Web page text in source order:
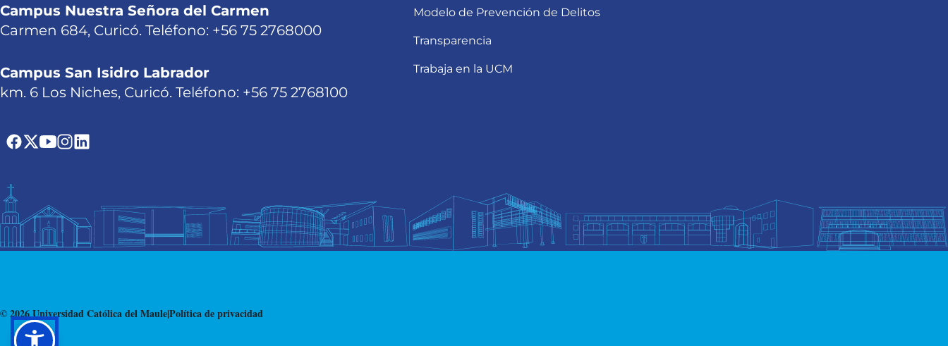
Campus Nuestra Señora del Carmen
Carmen 684, Curicó. Teléfono: +56 75 2768000
Campus San Isidro Labrador
km. 6 Los Niches, Curicó. Teléfono: +56 75 2768100
Modelo de Prevención de Delitos
Transparencia
Trabaja en la UCM
© 2026 Universidad Católica del Maule|Política de privacidad